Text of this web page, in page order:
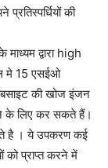
की
द्वारा high
मे 15 एसईओ
की खोज इंजन
के लिए कर सकते हैं।
है । ये उपकरण कई
को प्राप्त करने में